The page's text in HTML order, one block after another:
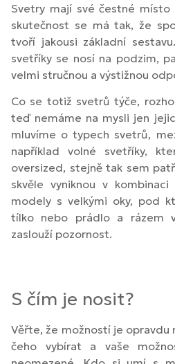
Svetry mají své čestné místo
skutečnost se má tak, že
tvoří jakousi základní
svetříky se nosí na podzim,
velmi stručnou a výstižnou
Co se totiž svetrů týče,
teď nemáme na mysli jen
mluvíme o typech svetrů,
například volné svetříky,
oversized, stejně tak sem
skvěle vyniknou v
modely s velkými oky, pod
tílko nebo prádlo a rázem
zaslouží pozornost.
S čím je nosit?
Věřte, že možností je opravdu
čeho vybírat a vaše